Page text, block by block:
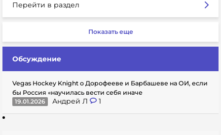
Перейти в раздел
Показать еще
Обсуждение
Vegas Hockey Knight о Дорофееве и Барбашеве на ОИ, если
бы Россия «научилась вести себя иначе
19.01.2026
Андрей Л 1